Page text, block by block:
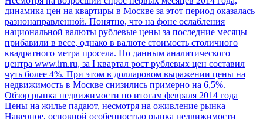
динамика цен на квартиры в Москве за этот период оказалась
разнонаправленной. Понятно, что на фоне ослабления
национальной валюты рублевые цены за последние месяцы
прибавили в весе, однако в валюте стоимость столичного
квадратного метра просела. По данным аналитического
центра www.irn.ru, за I квартал рост рублевых цен составил
чуть более 4%. При этом в долларовом выражении цены на
недвижимость в Москве снизились примерно на 6,5%.
Обзор рынка недвижимости по итогам февраля 2014 года
Цены на жилье падают, несмотря на оживление рынка
Наверное, основной особенностью рынка недвижимости